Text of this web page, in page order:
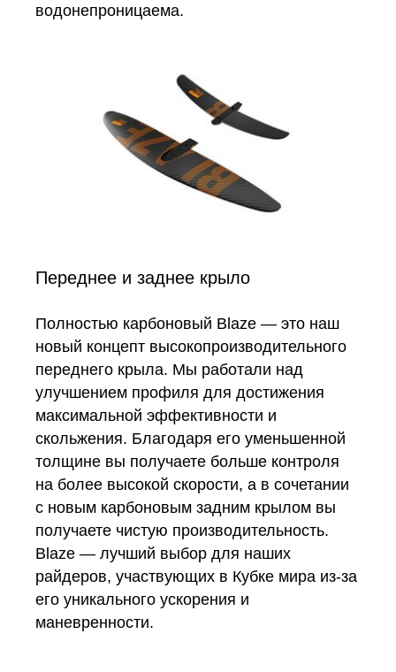
водонепроницаема.
Переднее и заднее крыло
Полностью карбоновый Blaze — это наш
новый концепт высокопроизводительного
переднего крыла. Мы работали над
улучшением профиля для достижения
максимальной эффективности и
скольжения. Благодаря его уменьшенной
толщине вы получаете больше контроля
на более высокой скорости, а в сочетании
с новым карбоновым задним крылом вы
получаете чистую производительность.
Blaze — лучший выбор для наших
райдеров, участвующих в Кубке мира из-за
его уникального ускорения и
маневренности.